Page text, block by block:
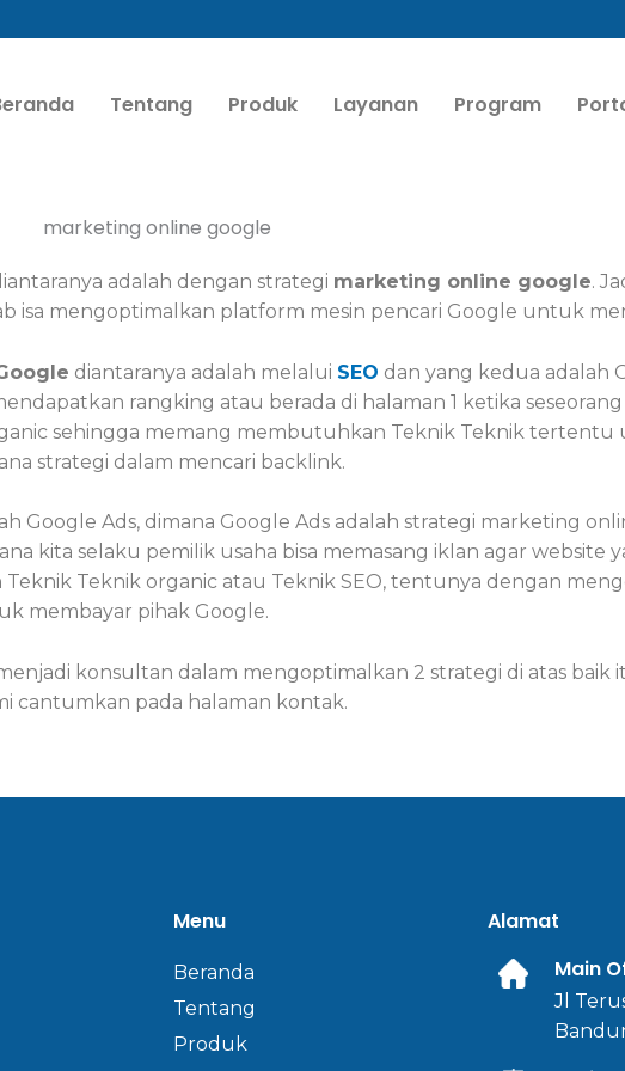
Tentang Produk Layanan Program
adalah dengan strategi marketing online google.
isa mengoptimalkan platform mesin pencari Google untuk
diantaranya adalah melalui SEO dan yang kedua adalah
rangking atau berada di halaman 1 ketika
sehingga memang membutuhkan Teknik Teknik tertentu
strategi dalam mencari backlink.
Google Ads, dimana Google Ads adalah strategi marketing
kita selaku pemilik usaha bisa memasang iklan agar website
Teknik organic atau Teknik SEO, tentunya dengan
membayar pihak Google.
konsultan dalam mengoptimalkan 2 strategi di atas baik
cantumkan pada halaman kontak.
Menu
Beranda
Tentang
Produk
Alamat
Main
Jl